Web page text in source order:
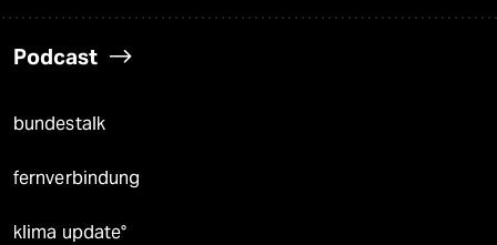
Podcast
bundestalk
fernverbindung
klima update°